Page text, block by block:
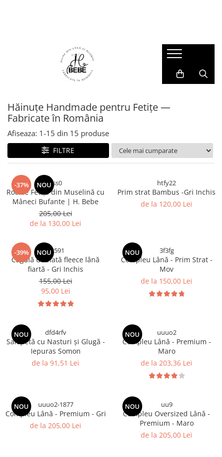
Muselina pentru copii
Set mama - copil
Hanorace din Lana
Compleuri din Lână
Salopete din Lână
Salopete Impermeabile
Salopete din Bumbac
Cagule si Manuși Lână
Hăinuțe Handmade pentru Fetițe —
Fabricate în România
Afiseaza: 1-15 din 15 produse
FILTRE
-37% NOUsss0
Rochie Fetița din Muselină cu
Mâneci Bufante | H. Bebe
205,00 Lei
de la 130,00 Lei
htfy22
Prim strat Bambus -Gri Inchis
de la 120,00 Lei
-39% NOUC2591
Cagulă dublată fleece lână
fiartă - Gri Inchis
155,00 Lei
95,00 Lei
NOU 3f3fg
Compleu Lână - Prim Strat -
Mov
de la 150,00 Lei
NOU dfd4rfv
Salopetă cu Nasturi și Glugă -
Iepuras Somon
de la 91,51 Lei
NOU uuuo2
Compleu Lână - Premium -
Maro
de la 203,36 Lei
NOU uuuo2-1877
Compleu Lână - Premium - Gri
de la 205,00 Lei
NOU uu9
Compleu Oversized Lână -
Premium - Maro
de la 205,00 Lei